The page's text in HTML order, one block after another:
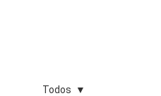
Todos